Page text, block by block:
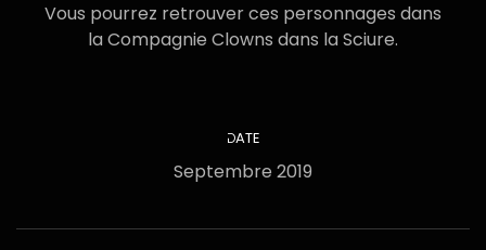
Vous pourrez retrouver ces personnages dans
la Compagnie Clowns dans la Sciure.
DATE
Septembre 2019